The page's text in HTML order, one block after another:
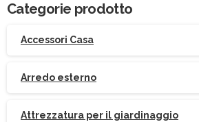
Categorie prodotto
Accessori Casa
Arredo esterno
Attrezzatura per il giardinaggio